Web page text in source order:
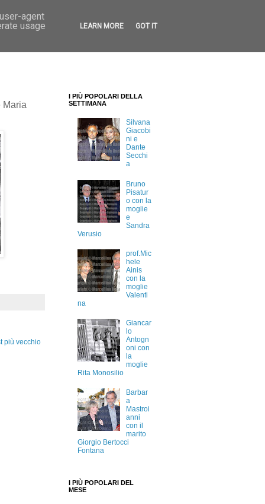
Maria
più vecchio
I PIÙ POPOLARI DELLA
SETTIMANA
Silvana
Giacobi
ni e
Dante
Secchi
a
Bruno
Pisatur
o con la
moglie
e
Sandra
Verusio
prof.Mic
hele
Ainis
con la
moglie
Valenti
na
Giancar
lo
Antogn
oni con
la
moglie
Rita Monosilio
Barbar
a
Mastroi
anni
con il
marito
Giorgio Bertocci
Fontana
I PIÙ POPOLARI DEL
MESE
agent
usage
LEARN MORE GOT IT